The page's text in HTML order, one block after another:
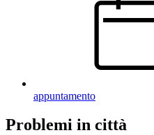
appuntamento
Problemi in città